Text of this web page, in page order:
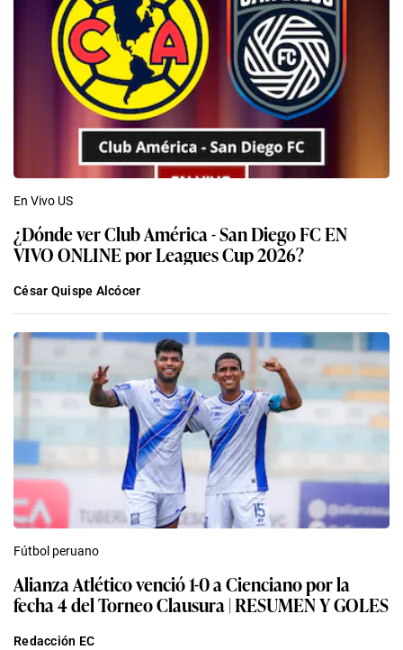
En Vivo US
¿Dónde ver Club América - San Diego FC EN
VIVO ONLINE por Leagues Cup 2026?
César Quispe Alcócer
Fútbol peruano
Alianza Atlético venció 1-0 a Cienciano por la
fecha 4 del Torneo Clausura | RESUMEN Y GOLES
Redacción EC